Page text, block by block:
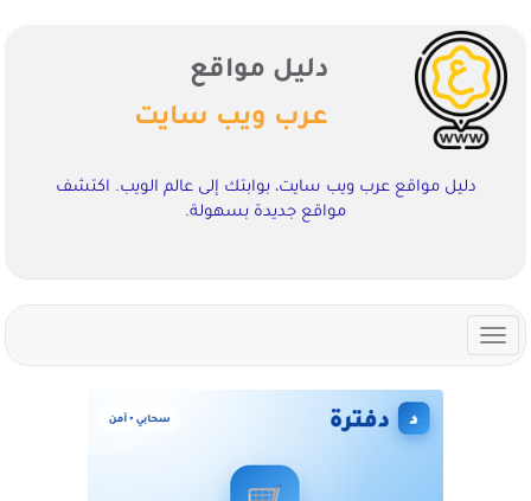
دليل مواقع
عرب ويب سايت
دليل مواقع عرب ويب سايت، بوابتك إلى عالم الويب. اكتشف
مواقع جديدة بسهولة.
Toggle
navigation